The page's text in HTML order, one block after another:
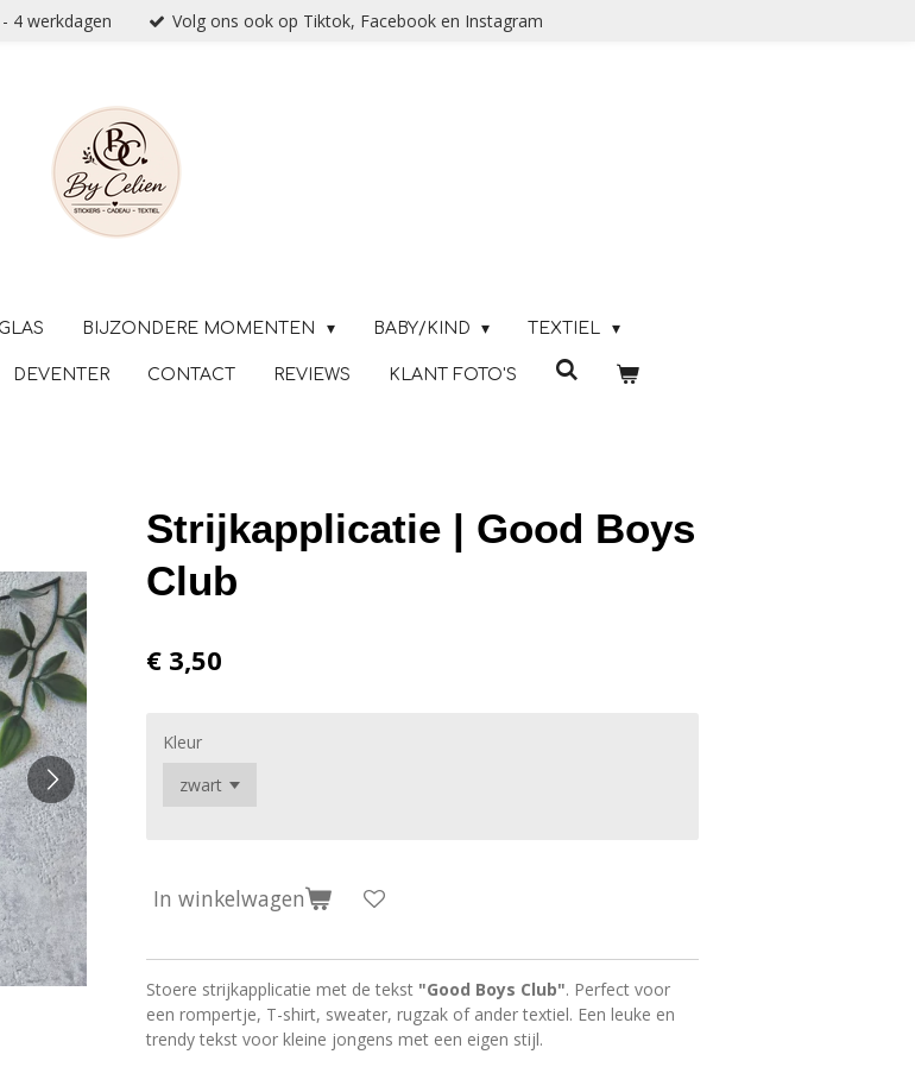
4 werkdagen Volg ons ook op Tiktok, Facebook en Instagram
BIJZONDERE MOMENTEN BABY/KIND TEXTIEL
DEVENTER CONTACT REVIEWS KLANT FOTO'S
Strijkapplicatie | Good Boys
Club
€ 3,50
Kleur
In winkelwagen
Stoere strijkapplicatie met de tekst "Good Boys Club". Perfect voor
een rompertje, T-shirt, sweater, rugzak of ander textiel. Een leuke en
trendy tekst voor kleine jongens met een eigen stijl.